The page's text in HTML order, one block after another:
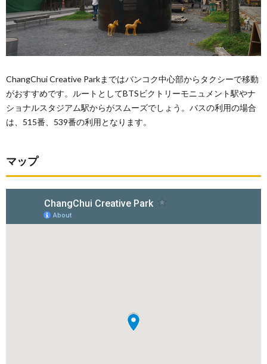
ChangChui Creative Parkまではバンコク中心部からタクシーで移動
がおすすめです。ルートとしてBTSビクトリーモニュメント駅やナ
ショナルスタジアム駅からがスムーズでしょう。バスの利用の場合
は、515番、539番の利用となります。
マップ